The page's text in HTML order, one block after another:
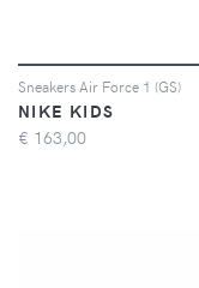
Sneakers Air Force 1 (GS)
NIKE KIDS
€ 163,00